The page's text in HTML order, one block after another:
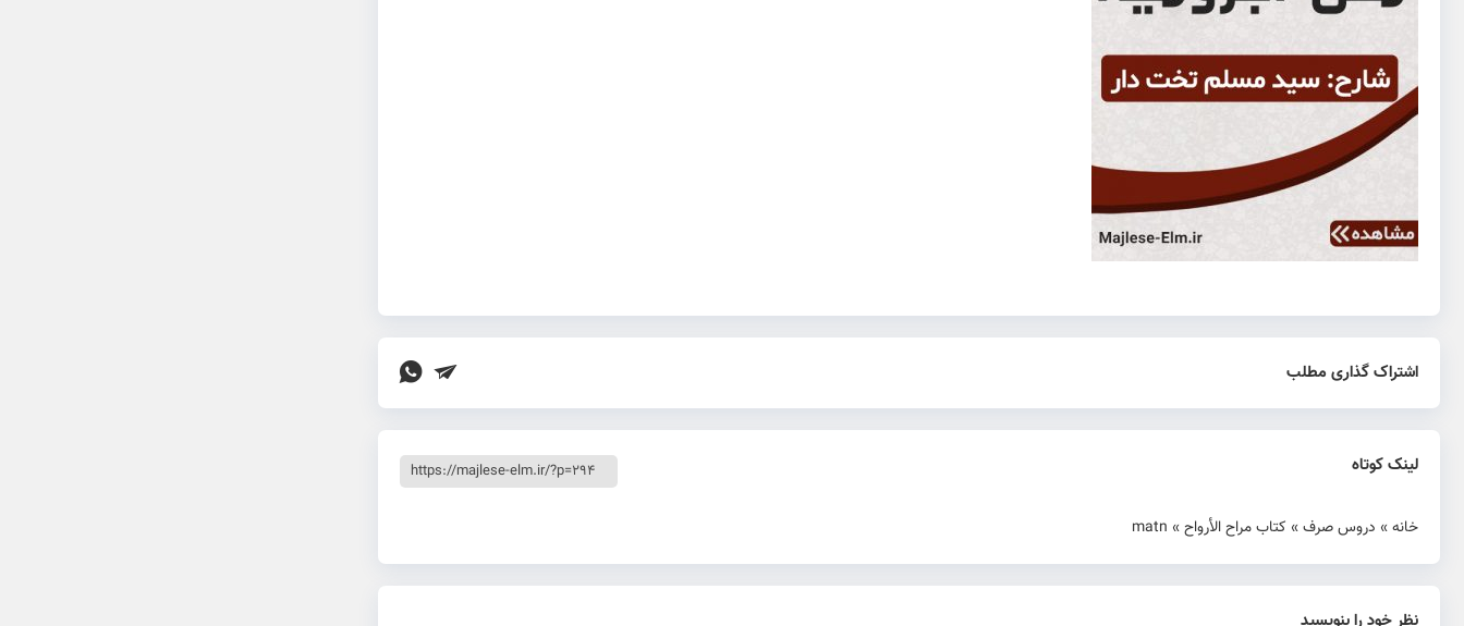
اشتراک گذاری مطلب
لینک کوتاه
خانه» دروس صرف» کتاب مراح الأرواح»
matn